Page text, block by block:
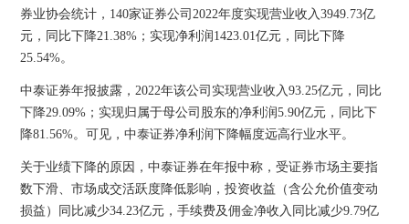
券业协会统计，140家证券公司2022年度实现营业收入3949.73亿
元，同比下降21.38%；实现净利润1423.01亿元，同比下降
25.54%。
中泰证券年报披露，2022年该公司实现营业收入93.25亿元，同比
下降29.09%；实现归属于母公司股东的净利润5.90亿元，同比下
降81.56%。可见，中泰证券净利润下降幅度远高行业水平。
关于业绩下降的原因，中泰证券在年报中称，受证券市场主要指
数下滑、市场成交活跃度降低影响，投资收益（含公允价值变动
损益）同比减少34.23亿元，手续费及佣金净收入同比减少9.79亿